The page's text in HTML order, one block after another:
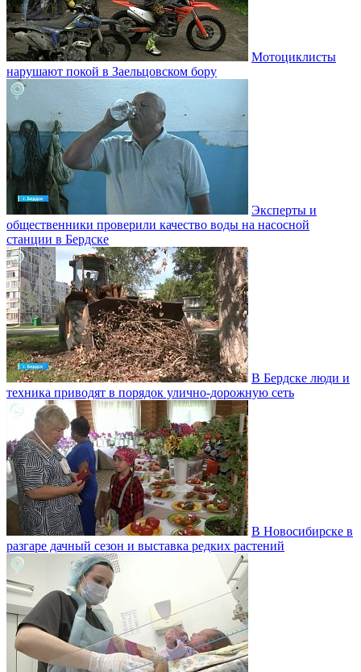
Мотоциклисты
нарушают покой в Заельцовском бору
Эксперты и
общественники проверили качество воды на насосной
станции в Бердске
В Бердске люди и
техника приводят в порядок улично‑дорожную сеть
В Новосибирске в
разгаре дачный сезон и выставка редких растений